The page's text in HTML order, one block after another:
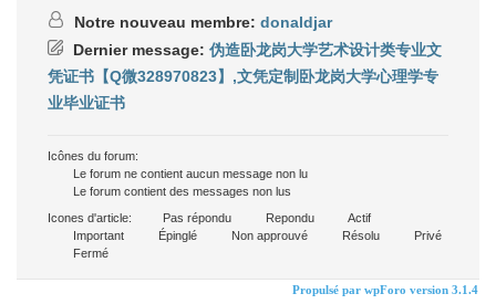
Notre nouveau membre: donaldjar
Dernier message: 伪造卧龙岗大学艺术设计类专业文
凭证书【Q微328970823】,文凭定制卧龙岗大学心理学专
业毕业证书
Icônes du forum:
Le forum ne contient aucun message non lu
Le forum contient des messages non lus
Icones d'article:
Pas répondu Repondu
Actif
Important
Épinglé Non approuvé Résolu
Privé
Fermé
Propulsé par wpForo version 3.1.4